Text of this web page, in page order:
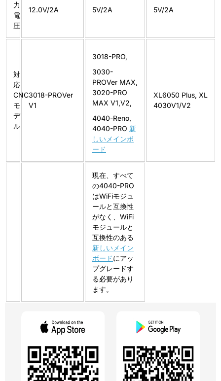
力
電
圧
12.0V/2A 5V/2A 5V/2A
対
応
CNC
モ
デ
ル
3018-PROVer
V1
3018-PRO,
3030-
PROVer MAX,
3020-PRO
MAX V1,V2,
4040-Reno,
4040-PRO 新
しいメインボ
ード
XL6050 Plus, XL
4030V1/V2
現在、すべて
の4040-PRO
はWiFiモジュ
ールと互換性
がなく、WiFi
モジュールと
互換性のある
新しいメイン
ボードにアッ
プグレードす
る必要があり
ます。